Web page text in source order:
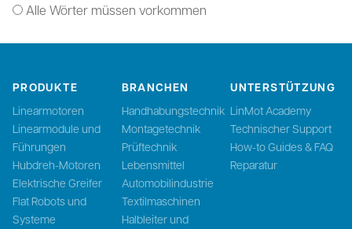
Alle Wörter müssen vorkommen
PRODUKTE
Linearmotoren
Linearmodule und
Führungen
Hubdreh-Motoren
Elektrische Greifer
Flat Robots und
Systeme
BRANCHEN
Handhabungstechnik
Montagetechnik
Prüftechnik
Lebensmittel
Automobilindustrie
Textilmaschinen
Halbleiter und
UNTERSTÜTZUNG
LinMot Academy
Technischer Support
How-to Guides & FAQ
Reparatur